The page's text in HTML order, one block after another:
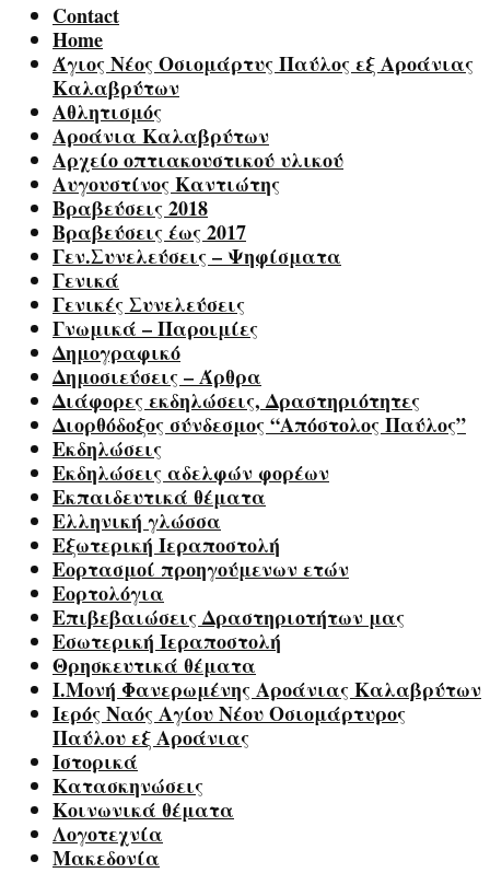
Contact
Home
Άγιος Νέος Οσιομάρτυς Παύλος εξ Αροάνιας
Καλαβρύτων
Αθλητισμός
Αροάνια Καλαβρύτων
Αρχείο οπτιακουστικού υλικού
Αυγουστίνος Καντιώτης
Βραβεύσεις 2018
Βραβεύσεις έως 2017
Γεν.Συνελεύσεις – Ψηφίσματα
Γενικά
Γενικές Συνελεύσεις
Γνωμικά – Παροιμίες
Δημογραφικό
Δημοσιεύσεις – Άρθρα
Διάφορες εκδηλώσεις, Δραστηριότητες
Διορθόδοξος σύνδεσμος “Απόστολος Παύλος”
Εκδηλώσεις
Εκδηλώσεις αδελφών φορέων
Εκπαιδευτικά θέματα
Ελληνική γλώσσα
Εξωτερική Ιεραποστολή
Εορτασμοί προηγούμενων ετών
Εορτολόγια
Επιβεβαιώσεις Δραστηριοτήτων μας
Εσωτερική Ιεραποστολή
Θρησκευτικά θέματα
Ι.Μονή Φανερωμένης Αροάνιας Καλαβρύτων
Ιερός Ναός Αγίου Νέου Οσιομάρτυρος
Παύλου εξ Αροάνιας
Ιστορικά
Κατασκηνώσεις
Κοινωνικά θέματα
Λογοτεχνία
Μακεδονία